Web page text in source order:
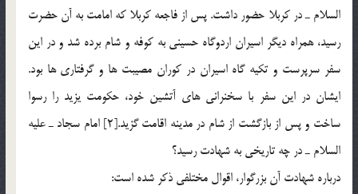
السلام ـ در کربلا حضور داشت. پس از فاجعه کربلا که امامت به آن حضرت
رسید، همراه دیگر اسیران اردوگاه حسینی به کوفه و شام برده شد و در این
سفر سرپرست و تکیه گاه اسیران در کوران مصیبت ها و گرفتاری ها بود.
ایشان در این سفر با سخنرانی های آتشین خود، حکومت یزید را رسوا
ساخت و پس از بازگشت از شام در مدینه اقامت گزید.[2] امام سجاد ـ علیه
السلام ـ در چه تاریخی به شهادت رسید؟
درباره شهادت آن بزرگوار، اقوال مختلفی ذکر شده است: